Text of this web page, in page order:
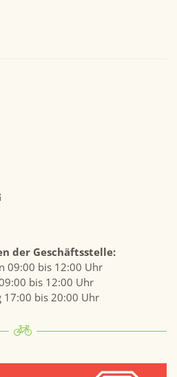
der Geschäftsstelle:
09:00 bis 12:00 Uhr
bis 12:00 Uhr
17:00 bis 20:00 Uhr